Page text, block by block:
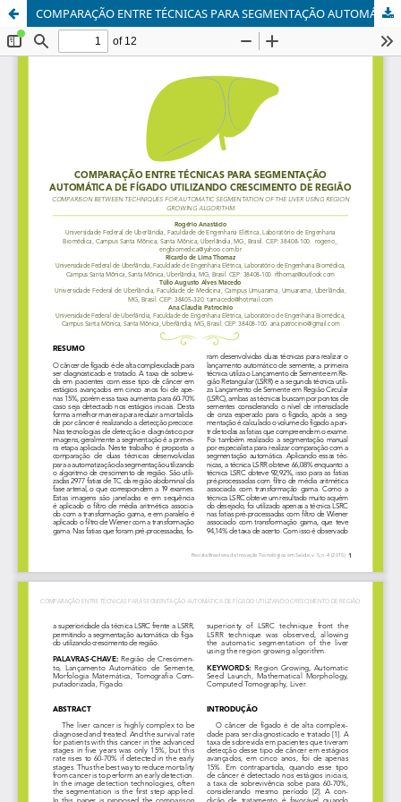
COMPARAÇÃO ENTRE TÉCNICAS PARA SEGMENTAÇÃO AUTOMÁTICA DE FÍGADO UTILIZANDO CRESCIMENTO DE REGIÃO